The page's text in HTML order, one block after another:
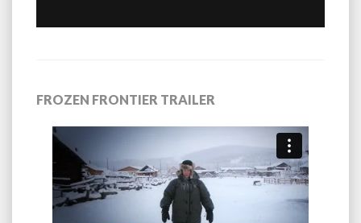
FROZEN FRONTIER TRAILER